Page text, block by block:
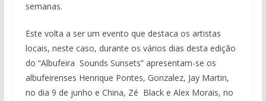
semanas.
Este volta a ser um evento que destaca os artistas
locais, neste caso, durante os vários dias desta edição
do “Albufeira Sounds Sunsets” apresentam-se os
albufeirenses Henrique Pontes, Gonzalez, Jay Martin,
no dia 9 de junho e China, Zé Black e Alex Morais, no